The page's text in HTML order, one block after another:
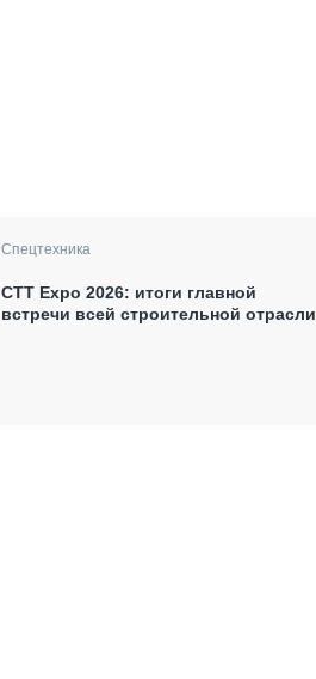
Спецтехника
СТТ Expo 2026: итоги главной
встречи всей строительной отрасли